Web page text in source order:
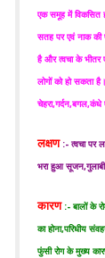
एक समूह में विकसित
सतह पर एवं नाक की
है और त्वचा के भीतर
लोगों को हो सकता
चेहरा,गर्दन,बगल,कंधे
लक्षण :- त्वचा पर
भरा हुआ
कारण :- बालों के
का होना,परिधीय
फुंसी रोग के मुख्य